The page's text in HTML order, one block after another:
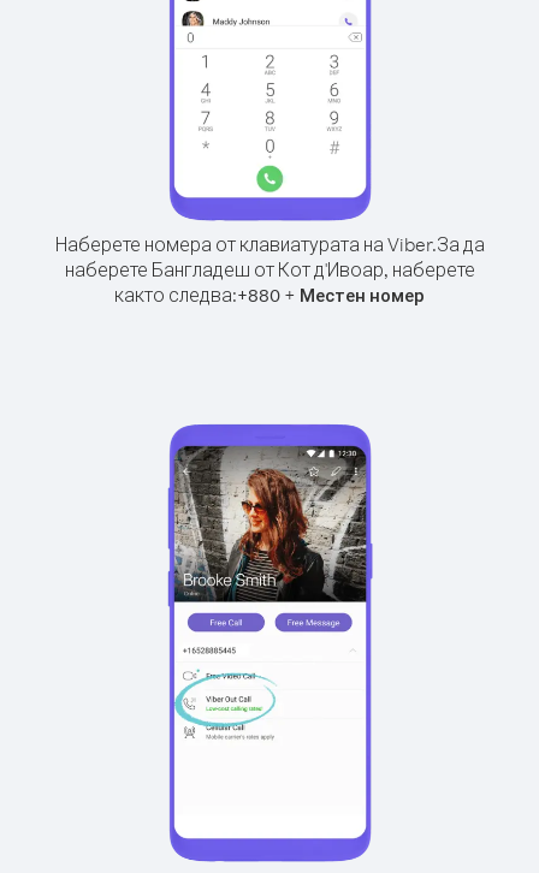
Наберете номера от клавиатурата на Viber.За да
наберете Бангладеш от Кот д'Ивоар, наберете
както следва:+880 + Местен номер